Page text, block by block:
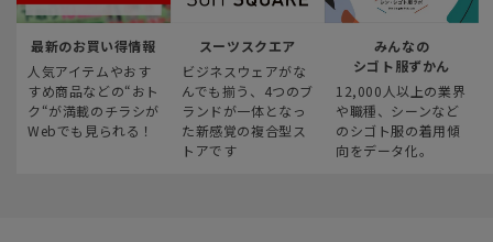
最新のお買い得情報
人気アイテムやおす
すめ商品などの“おト
ク“が満載のチラシが
Webでも見られる！
スーツスクエア
ビジネスウェアがな
んでも揃う、4つのブ
ランドが一体となっ
た新感覚の複合型ス
トアです
みんなの
シゴト服ずかん
12,000人以上の業界
や職種、シーンなど
のシゴト服の着用傾
向をデータ化。